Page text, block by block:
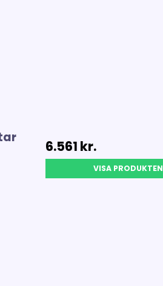
6.561 kr.
VISA PRODUKTEN